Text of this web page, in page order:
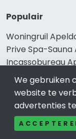
Populair
Woningruil
Prive Spa-
Incassobureau
Bedrijfsruimte
We gebruiken
website te
advertenties